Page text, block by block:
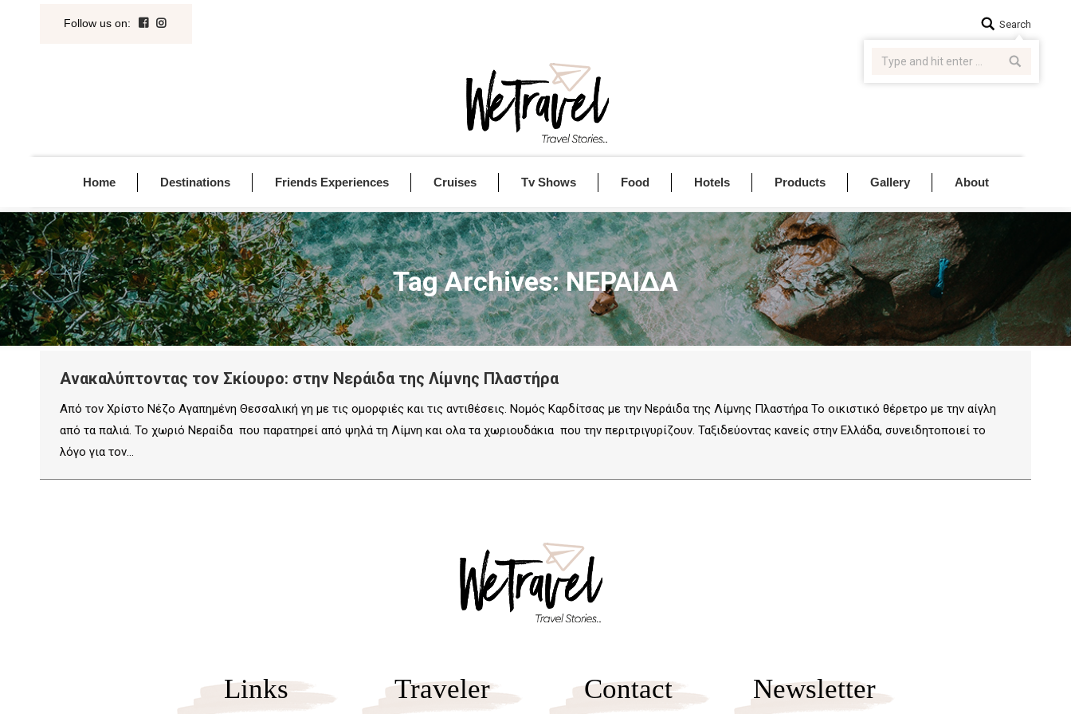
Follow us on: Search:Search
Home Destinations Friends Experiences Cruises Tv Shows Food Hotels Products Gallery About
Tag Archives:ΝΕΡΑΙΔΑ
Ανακαλύπτοντας τον Σκίουρο: στην Νεράιδα της Λίμνης Πλαστήρα
Από τον Χρίστο Νέζο Αγαπημένη Θεσσαλική γη με τις ομορφιές και τις αντιθέσεις. Νομός Καρδίτσας με την Νεράιδα της Λίμνης Πλαστήρα Το οικιστικό θέρετρο με την αίγλη
από τα παλιά. Το χωριό Νεραίδα που παρατηρεί από ψηλά τη Λίμνη και ολα τα χωριουδάκια που την περιτριγυρίζουν. Ταξιδεύοντας κανείς στην Ελλάδα, συνειδητοποιεί το
λόγο για τον…
Links Traveler Contact Newsletter